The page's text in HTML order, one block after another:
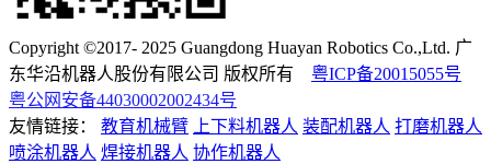
Copyright ©2017- 2025 Guangdong Huayan Robotics Co.,Ltd. 广
东华沿机器人股份有限公司 版权所有 粤ICP备20015055号
粤公网安备44030002002434号
友情链接：
教育机械臂 上下料机器人 装配机器人 打磨机器人
喷涂机器人 焊接机器人 协作机器人